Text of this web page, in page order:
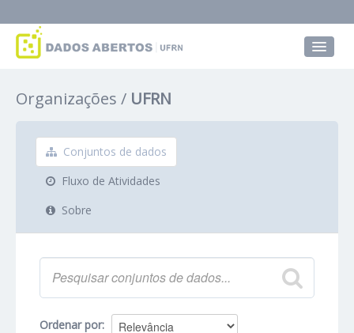
Grupos
Sobre
Organizações UFRN
Conjuntos de dados
Fluxo de Atividades
Sobre
Ordenar por